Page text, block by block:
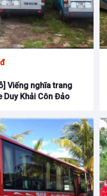
Viếng nghĩa trang
Duy Khải Côn Đảo